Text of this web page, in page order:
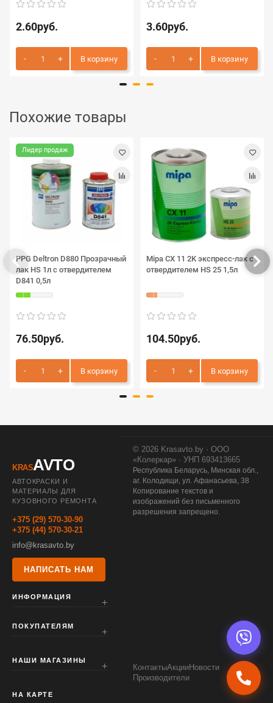
2.60руб.
В корзину
3.60руб.
В корзину
Похожие товары
Лидер продаж
PPG Deltron D880 Прозрачный
лак HS 1л с отвердителем
D841 0,5л
76.50руб.
В корзину
Mipa CX 11 2K экспресс-лак с
отвердителем HS 25 1,5л
104.50руб.
В корзину
KRASAVTO
АВТОКРАСКИ И
МАТЕРИАЛЫ ДЛЯ
КУЗОВНОГО РЕМОНТА
+375 (29) 570-30-90
+375 (44) 570-30-21
info@krasavto.by
НАПИСАТЬ НАМ
ИНФОРМАЦИЯ
ПОКУПАТЕЛЯМ
НАШИ МАГАЗИНЫ
НА КАРТЕ
© 2026 Krasavto.by · ООО
«Колеркар» · УНП 693413665
Республика Беларусь, Минская обл.,
аг. Колодищи, ул. Афанасьева, 38
Копирование текстов и
изображений без письменного
разрешения запрещено.
КонтактыАкцииНовости
Производители